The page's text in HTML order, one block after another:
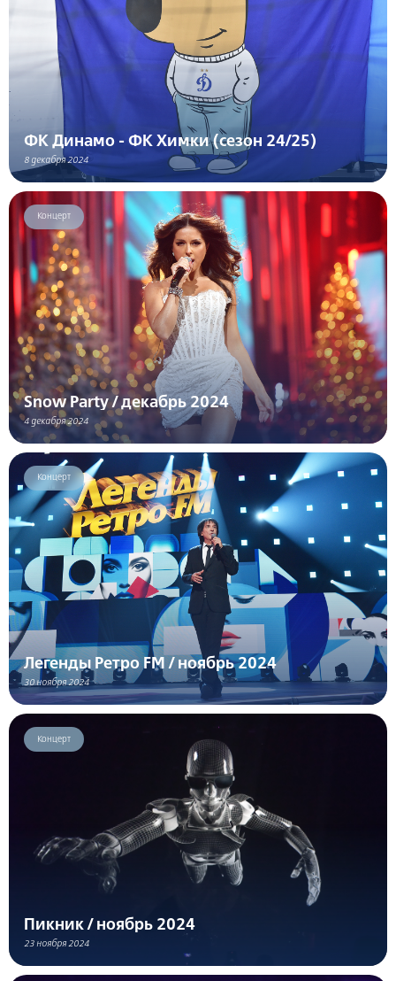
ФК Динамо - ФК Химки (сезон 24/25)
8 декабря 2024
Концерт
Snow Party / декабрь 2024
4 декабря 2024
Концерт
Легенды Ретро FM / ноябрь 2024
30 ноября 2024
Концерт
Пикник / ноябрь 2024
23 ноября 2024